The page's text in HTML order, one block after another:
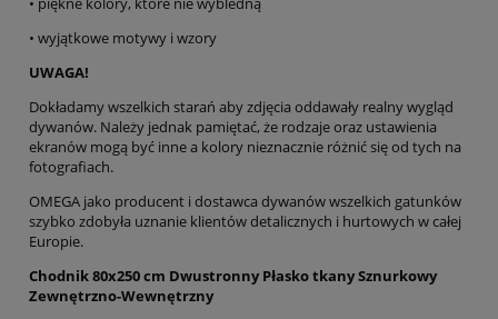
• wyjątkowe motywy i wzory
UWAGA!
Dokładamy wszelkich starań aby zdjęcia oddawały realny wygląd
dywanów. Należy jednak pamiętać, że rodzaje oraz ustawienia
ekranów mogą być inne a kolory nieznacznie różnić się od tych na
fotografiach.
OMEGA jako producent i dostawca dywanów wszelkich gatunków
szybko zdobyła uznanie klientów detalicznych i hurtowych w całej
Europie.
Chodnik 80x250 cm Dwustronny Płasko tkany Sznurkowy
Zewnętrzno-Wewnętrzny